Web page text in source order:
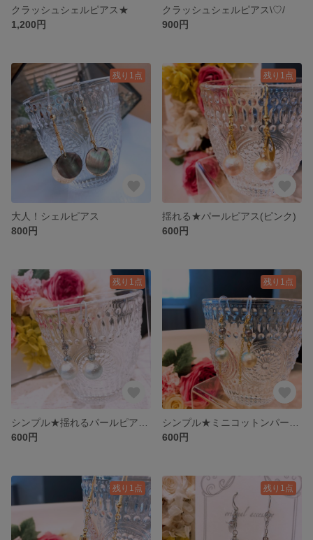
クラッシュシェルピアス★
1,200円
クラッシュシェルピアス\♡/
900円
残り1点
大人！シェルピアス
800円
残り1点
揺れる★パールピアス(ピンク)
600円
残り1点
600円
残り1点
600円
残り1点 残り1点